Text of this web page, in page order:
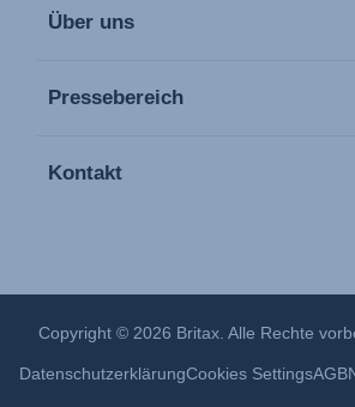
Über uns
Pressebereich
Kontakt
Copyright © 2026 Britax. Alle Rechte
DatenschutzerklärungCookies SettingsAGB